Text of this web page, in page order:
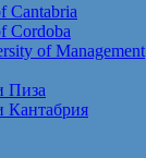
Cantabria
Cordoba
of Management
Пиза
Кантабрия